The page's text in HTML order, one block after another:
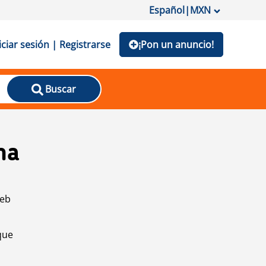
Español|MXN
sesión | Registrarse ¡Pon un anuncio!
Buscar